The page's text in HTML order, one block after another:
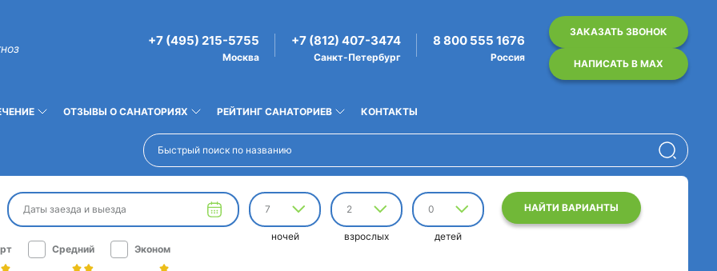
+7 (495) 215-5755
Москва
+7 (812) 407-3474
Санкт-Петербург
8 800 555 1676
Россия
ЗАКАЗАТЬ ЗВОНОК
НАПИСАТЬ В MAX
ОТЗЫВЫ О САНАТОРИЯХ РЕЙТИНГ САНАТОРИЕВ КОНТАКТЫ
Даты заезда и выезда 7
ночей
2
взрослых
0
детей
НАЙТИ ВАРИАНТЫ
Средний Эконом